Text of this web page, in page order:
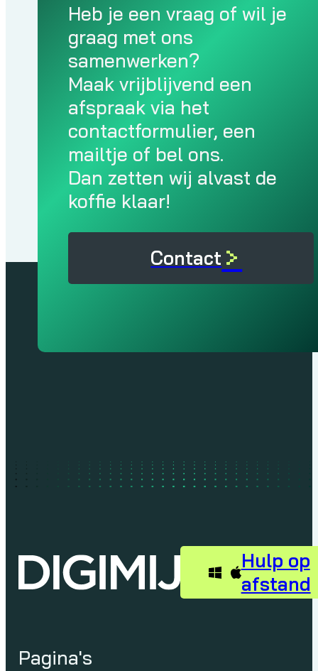
Heb je een vraag of wil je
graag met ons
samenwerken?
Maak vrijblijvend een
afspraak via het
contactformulier, een
mailtje of bel ons.
Dan zetten wij alvast de
koffie klaar!
Contact>
Hulp op
afstand
Pagina's